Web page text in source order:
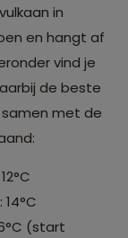
in
en hangt af
vind je
de beste
samen met de
(start